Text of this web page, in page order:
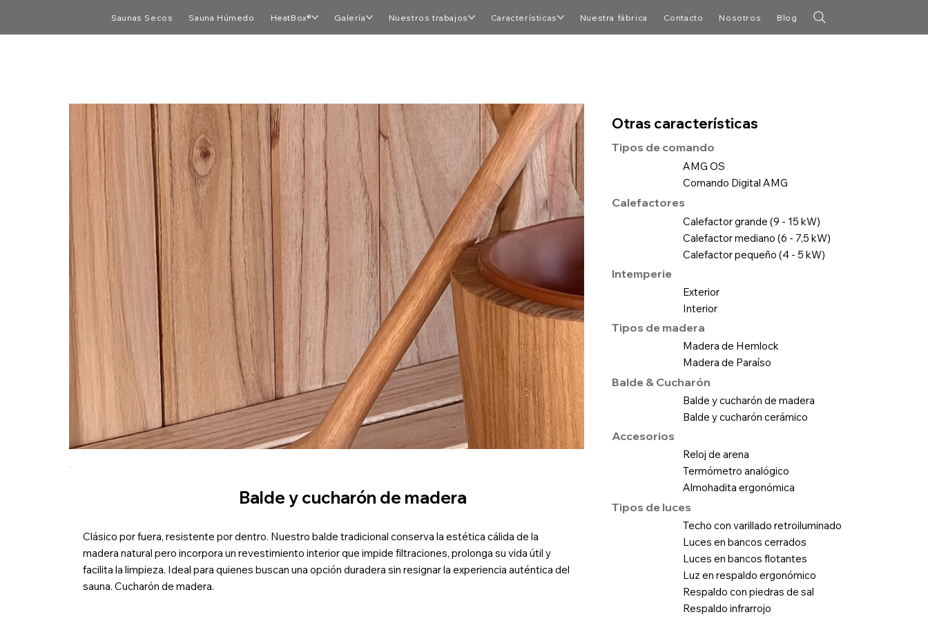
Saunas Secos Sauna Húmedo HeatBox® Galería Nuestros trabajos Características Nuestra fábrica Contacto Nosotros Blog
Balde y cucharón de madera
Clásico por fuera, resistente por dentro. Nuestro balde tradicional conserva la estética cálida de la
madera natural pero incorpora un revestimiento interior que impide filtraciones, prolonga su vida útil y
facilita la limpieza. Ideal para quienes buscan una opción duradera sin resignar la experiencia auténtica del
sauna. Cucharón de madera.
Otras características
Tipos de comando
AMG OS
Comando Digital AMG
Calefactores
Calefactor grande (9 - 15 kW)
Calefactor mediano (6 - 7,5 kW)
Calefactor pequeño (4 - 5 kW)
Intemperie
Exterior
Interior
Tipos de madera
Madera de Hemlock
Madera de Paraíso
Balde & Cucharón
Balde y cucharón de madera
Balde y cucharón cerámico
Accesorios
Reloj de arena
Termómetro analógico
Almohadita ergonómica
Tipos de luces
Techo con varillado retroiluminado
Luces en bancos cerrados
Luces en bancos flotantes
Luz en respaldo ergonómico
Respaldo con piedras de sal
Respaldo infrarrojo